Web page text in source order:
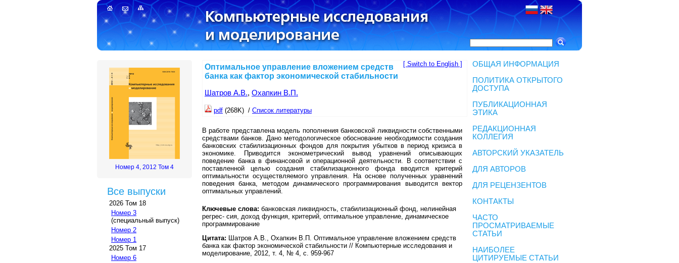
Номер 4, 2012 Том 4
Все выпуски
2026 Том 18
Номер 3
(специальный выпуск)
Номер 2
Номер 1
2025 Том 17
Номер 6
[ Switch to English ]
Оптимальное управление вложением средств
банка как фактор экономической стабильности
Шатров А.В., Охапкин В.П.
pdf (268K) / Список литературы
В работе представлена модель пополнения банковской ликвидности собственными
средствами банков. Дано методологическое обоснование необходимости создания
банковских стабилизационных фондов для покрытия убытков в период кризиса в
экономике. Приводится эконометрический вывод уравнений описывающих
поведение банка в финансовой и операционной деятельности. В соответствии с
поставленной целью создания стабилизационного фонда вводится критерий
оптимальности осуществляемого управления. На основе полученных уравнений
поведения банка, методом динамического программирования выводится вектор
оптимальных управлений.
Ключевые слова: банковская ликвидность, стабилизационный фонд, нелинейная
регрес- сия, доход функция, критерий, оптимальное управление, динамическое
программирование
Цитата: Шатров А.В., Охапкин В.П. Оптимальное управление вложением средств
банка как фактор экономической стабильности // Компьютерные исследования и
моделирование, 2012, т. 4, № 4, с. 959-967
ОБЩАЯ ИНФОРМАЦИЯ
ПОЛИТИКА ОТКРЫТОГО
ДОСТУПА
ПУБЛИКАЦИОННАЯ
ЭТИКА
РЕДАКЦИОННАЯ
КОЛЛЕГИЯ
АВТОРСКИЙ УКАЗАТЕЛЬ
ДЛЯ АВТОРОВ
ДЛЯ РЕЦЕНЗЕНТОВ
КОНТАКТЫ
ЧАСТО
ПРОСМАТРИВАЕМЫЕ
СТАТЬИ
НАИБОЛЕЕ
ЦИТИРУЕМЫЕ СТАТЬИ